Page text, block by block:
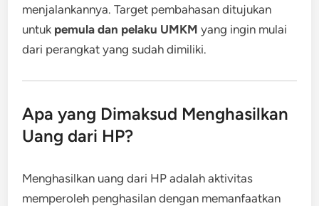
menjalankannya. Target pembahasan ditujukan
untuk pemula dan pelaku UMKM yang ingin mulai
dari perangkat yang sudah dimiliki.
Apa yang Dimaksud Menghasilkan
Uang dari HP?
Menghasilkan uang dari HP adalah aktivitas
memperoleh penghasilan dengan memanfaatkan